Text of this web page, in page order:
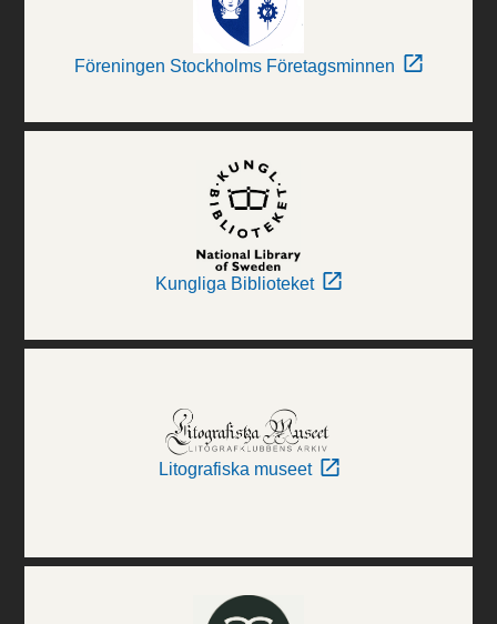
Föreningen Stockholms Företagsminnen
Kungliga Biblioteket
Litografiska museet